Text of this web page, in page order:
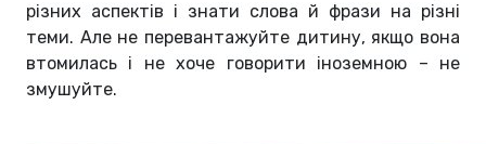
різних аспектів і знати слова й фрази на різні
теми. Але не перевантажуйте дитину, якщо вона
втомилась і не хоче говорити іноземною – не
змушуйте.